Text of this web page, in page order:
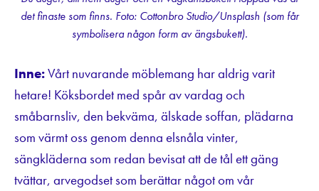
det finaste som finns. Foto: Cottonbro Studio/Unsplash (som får
symbolisera någon form av ängsbukett).
Inne:Vårt nuvarande möblemang har aldrig varit
hetare! Köksbordet med spår av vardag och
småbarnsliv, den bekväma, älskade soffan, plädarna
som värmt oss genom denna elsnåla vinter,
sängkläderna som redan bevisat att de tål ett gäng
tvättar, arvegodset som berättar något om vår